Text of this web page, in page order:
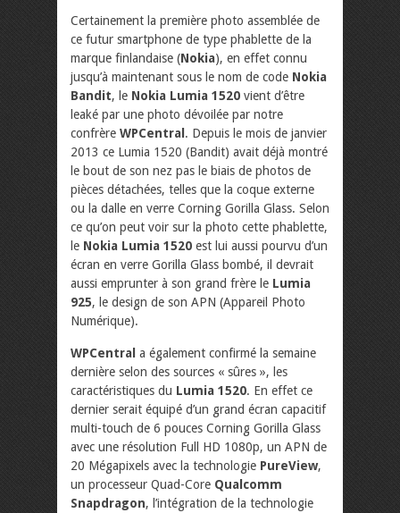
Certainement la première photo assemblée de
ce futur smartphone de type phablette de la
marque finlandaise (Nokia), en effet connu
jusqu’à maintenant sous le nom de code Nokia
Bandit, le Nokia Lumia 1520 vient d’être
leaké par une photo dévoilée par notre
confrère WPCentral . Depuis le mois de janvier
2013 ce Lumia 1520 (Bandit) avait déjà montré
le bout de son nez pas le biais de photos de
pièces détachées, telles que la coque externe
ou la dalle en verre Corning Gorilla Glass. Selon
ce qu’on peut voir sur la photo cette phablette,
le Nokia Lumia 1520 est lui aussi pourvu d’un
écran en verre Gorilla Glass bombé, il devrait
aussi emprunter à son grand frère le Lumia
925, le design de son APN (Appareil Photo
Numérique).
WPCentral a également confirmé la semaine
dernière selon des sources « sûres », les
caractéristiques du Lumia 1520. En effet ce
dernier serait équipé d’un grand écran capacitif
multi-touch de 6 pouces Corning Gorilla Glass
avec une résolution Full HD 1080p, un APN de
20 Mégapixels avec la technologie PureView,
un processeur Quad-Core Qualcomm
Snapdragon, l’intégration de la technologie